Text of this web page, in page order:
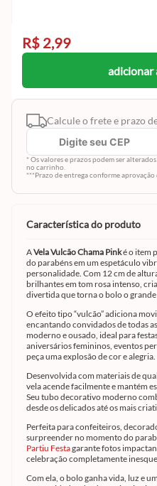
R$ 2,99
adicionar
Calcule o frete e prazo
* Os valores e prazos podem ser
no carrinho.
***Prazo de entrega conforme aprovação
característica do produto
AVela Vulcão Chama Pinké o item
do parabéns em um espetáculo
personalidade. Com 12 cm de
brilhantes em tom rosa intenso,
divertida que torna o bolo o
O efeito tipo “vulcão” adiciona
encantando convidados de todas
moderno e ousado, ideal para
aniversários femininos, eventos
peça uma explosão de cor e alegria.
Desenvolvida com materiais de
vela acende facilmente e mantém
Seu tubo decorativo moderno
desde os delicados até os mais
Perfeita para confeiteiros,
surpreender no momento do
Partiu Festagarante fotos
celebração completamente
Com ela, o bolo ganha vida, luz e